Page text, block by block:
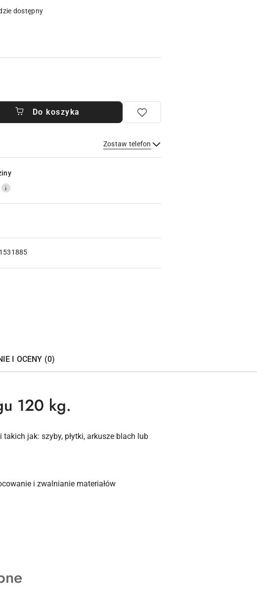
dostępny
Do koszyka
Zostaw telefon
Wyślij
I OCENY (0)
120 kg.
jak: szyby, płytki, arkusze blach lub
i zwalnianie materiałów